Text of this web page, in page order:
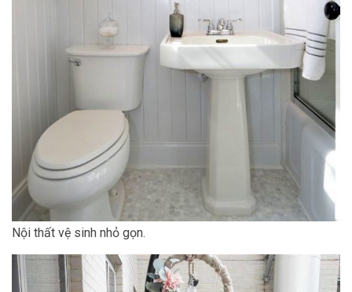
Nội thất vệ sinh nhỏ gọn.